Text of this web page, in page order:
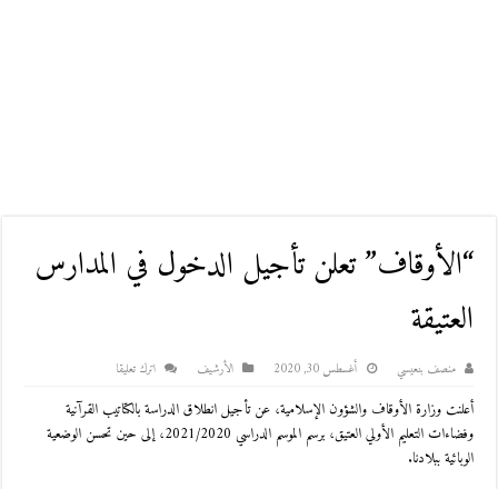
“الأوقاف” تعلن تأجيل الدخول في المدارس
العتيقة
منصف بنعيسي أغسطس 30, 2020 اﻷرشيف اترك تعليقا
أعلنت وزارة الأوقاف والشؤون الإسلامية، عن تأجيل انطلاق الدراسة بالكتاتيب القرآنية
وفضاءات التعليم الأولي العتيق، برسم الموسم الدراسي 2021/2020، إلى حين تحسن الوضعية
الوبائية ببلادنا.